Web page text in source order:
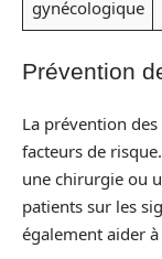
gynécologique
Prévention
La prévention
facteurs de
une chirurgie ou
patients sur les
également aider